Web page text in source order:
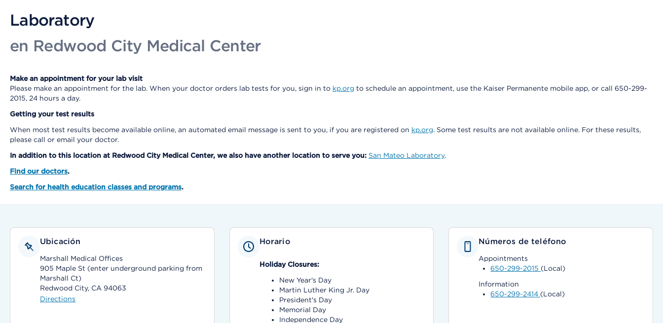
Laboratory
en Redwood City Medical Center
Make an appointment for your lab visit
Please make an appointment for the lab. When your doctor orders lab tests for you, sign in to kp.org to schedule an appointment, use the Kaiser Permanente mobile app, or call 650-299-
2015, 24 hours a day.
Getting your test results
When most test results become available online, an automated email message is sent to you, if you are registered on kp.org. Some test results are not available online. For these results,
please call or email your doctor.
In addition to this location at Redwood City Medical Center, we also have another location to serve you: San Mateo Laboratory.
Find our doctors.
Search for health education classes and programs.
Ubicación
Marshall Medical Offices
905 Maple St (enter underground parking from
Marshall Ct)
Redwood City, CA 94063
Directions
Horario
Holiday Closures:
New Year's Day
Martin Luther King Jr. Day
President's Day
Memorial Day
Independence Day
Números de teléfono
Appointments
650-299-2015 (Local)
Information
650-299-2414 (Local)